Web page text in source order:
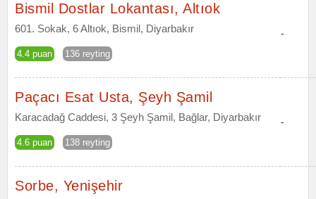
Bismil Dostlar Lokantası, Altıok
601. Sokak, 6 Altıok, Bismil, Diyarbakır
4.4 puan 136 reyting
-
Paçacı Esat Usta, Şeyh Şamil
Karacadağ Caddesi, 3 Şeyh Şamil, Bağlar, Diyarbakır
4.6 puan 138 reyting
-
Sorbe, Yenişehir